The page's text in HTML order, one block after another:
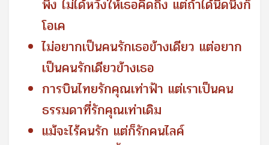
พึ่ง ไม่ได้หวังให้เธอคิดถึง แต่ถ้าได้นิดนึงก็
โอเค
ไม่อยากเป็นคนรักเธอข้างเดียว แต่อยาก
เป็นคนรักเดียวข้างเธอ
การบินไทยรักคุณเท่าฟ้า แต่เราเป็นคน
ธรรมดาที่รักคุณเท่าเดิม
แม้จะไร้คนรัก แต่ก็รักคนไลค์